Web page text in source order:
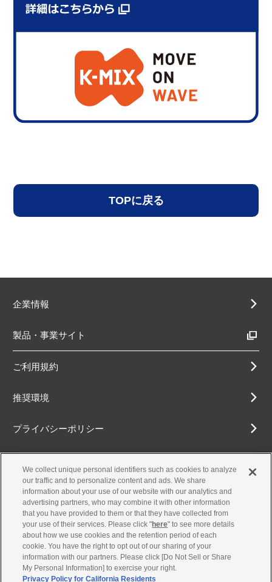
TOPに戻る
企業情報
製品・事業サイト
ご利用規約
推奨環境
プライバシーポリシー
アクセシビリティ方針
古物営業法に基づく表示
お問合せ
We collect unique personal identifiers such as cookies to analyze
our traffic and to personalize content and ads. We share
information about your use of our website with our analytics and
advertising partners, who may combine it with other information
that you have provided to them or that they have collected from
your use of their services. Please click "here" to see more details
about how we use cookies and the retention period of each
cookie. You have the right to opt out of our sharing of your
information with our partners. Please click [Do Not Sell or Share
My Personal Information] to exercise your right.
Privacy Policy for California Residents